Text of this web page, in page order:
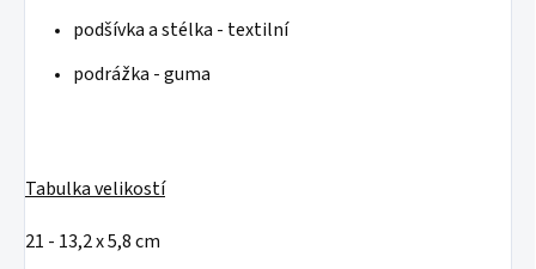
podšívka a stélka - textilní
podrážka - guma
Tabulka velikostí
21 - 13,2 x 5,8 cm